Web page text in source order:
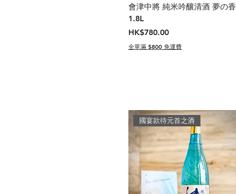
會津中將 純米吟釀清酒 夢の香
1.8L
價格
HK$780.00
全單滿 $800 免運費
國宴款待元首之酒